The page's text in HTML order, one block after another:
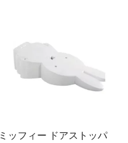
ミッフィー ドアストッパ